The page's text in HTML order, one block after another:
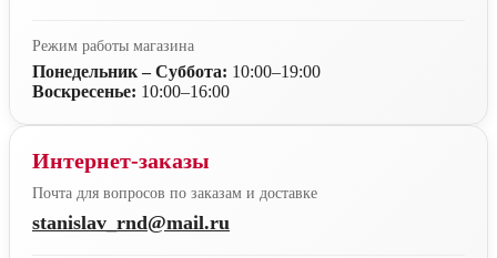
Режим работы магазина
Понедельник – Суббота: 10:00–19:00
Воскресенье: 10:00–16:00
Интернет-заказы
Почта для вопросов по заказам и доставке
stanislav_rnd@mail.ru